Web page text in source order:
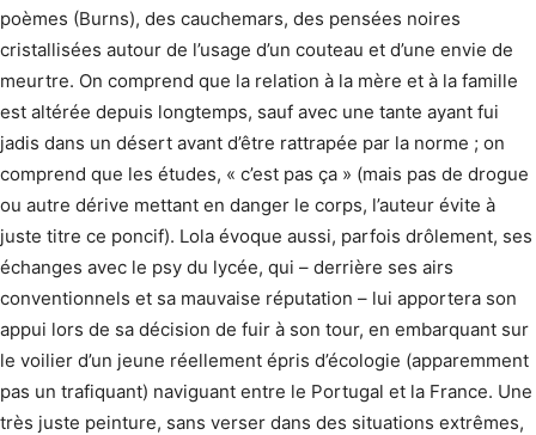
poèmes (Burns), des cauchemars, des pensées noires
cristallisées autour de l’usage d’un couteau et d’une envie de
meurtre. On comprend que la relation à la mère et à la famille
est altérée depuis longtemps, sauf avec une tante ayant fui
jadis dans un désert avant d’être rattrapée par la norme ; on
comprend que les études, « c’est pas ça » (mais pas de drogue
ou autre dérive mettant en danger le corps, l’auteur évite à
juste titre ce poncif). Lola évoque aussi, parfois drôlement, ses
échanges avec le psy du lycée, qui – derrière ses airs
conventionnels et sa mauvaise réputation – lui apportera son
appui lors de sa décision de fuir à son tour, en embarquant sur
le voilier d’un jeune réellement épris d’écologie (apparemment
pas un trafiquant) naviguant entre le Portugal et la France. Une
très juste peinture, sans verser dans des situations extrêmes,